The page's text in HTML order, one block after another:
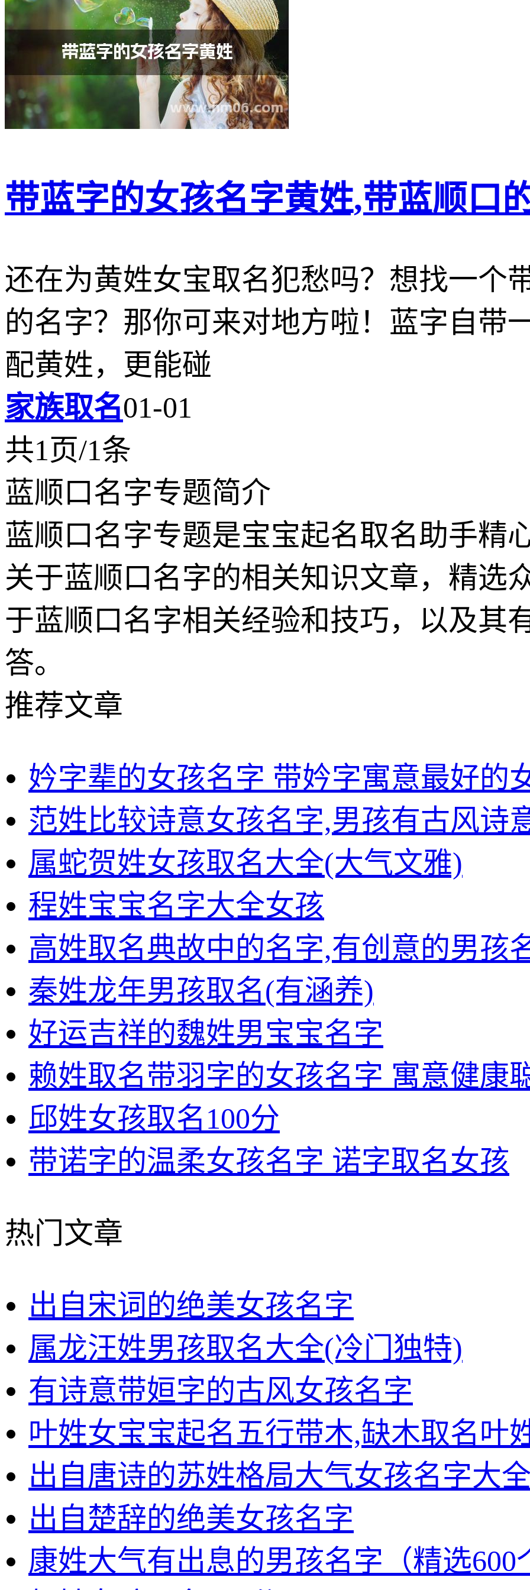
带蓝字的女孩名字黄姓,带蓝顺口
还在为黄姓女宝取名犯愁吗？想找一个
的名字？那你可来对地方啦！蓝字自带
配黄姓，更能碰
家族取名01-01
共1页/1条
蓝顺口名字专题简介
蓝顺口名字专题是宝宝起名取名助手精
关于蓝顺口名字的相关知识文章，精选
于蓝顺口名字相关经验和技巧，以及其
答。
推荐文章
妗字辈的女孩名字 带妗字寓意最好的
范姓比较诗意女孩名字,男孩有古风诗
属蛇贺姓女孩取名大全(大气文雅)
程姓宝宝名字大全女孩
高姓取名典故中的名字,有创意的男孩
秦姓龙年男孩取名(有涵养)
好运吉祥的魏姓男宝宝名字
赖姓取名带羽字的女孩名字 寓意健康
邱姓女孩取名100分
带诺字的温柔女孩名字 诺字取名女孩
热门文章
出自宋词的绝美女孩名字
属龙汪姓男孩取名大全(冷门独特)
有诗意带姮字的古风女孩名字
叶姓女宝宝起名五行带木,缺木取名叶
出自唐诗的苏姓格局大气女孩名字大
出自楚辞的绝美女孩名字
康姓大气有出息的男孩名字（精选600